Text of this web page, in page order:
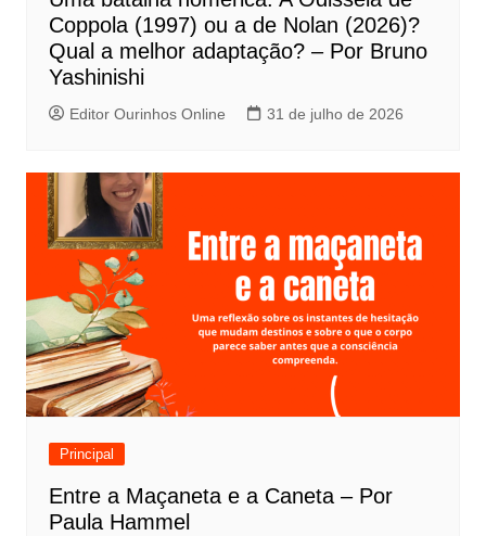
Coppola (1997) ou a de Nolan (2026)?
Qual a melhor adaptação? – Por Bruno
Yashinishi
Editor Ourinhos Online 31 de julho de 2026
Principal
Entre a Maçaneta e a Caneta – Por
Paula Hammel